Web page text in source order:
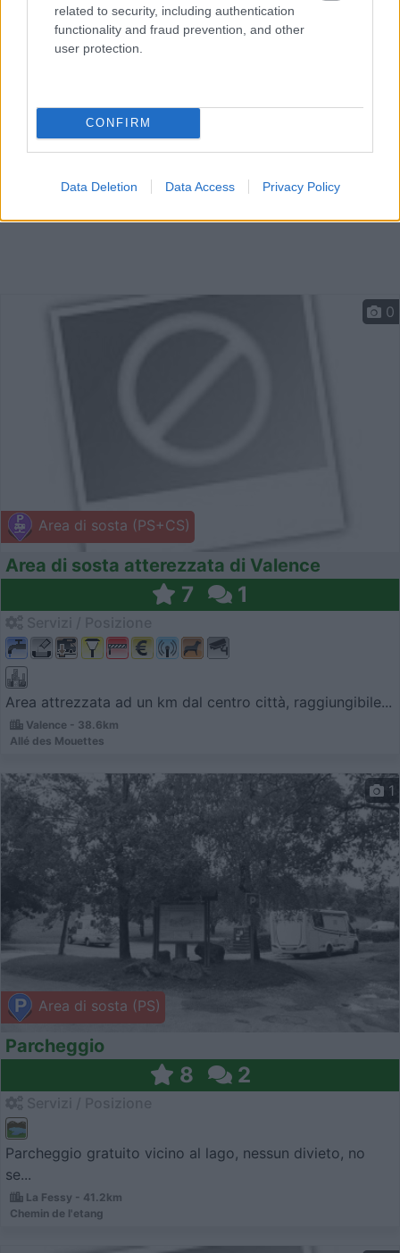
related to security, including authentication
functionality and fraud prevention, and other
user protection.
CONFIRM
Data Deletion Data Access Privacy Policy
Arlebosc - 38.3km
St Félicien - Place du marché D 578
Area di sosta (PS+CS)
0
Area di sosta atterezzata di Valence
7 1
Area attrezzata ad un km dal centro città, raggiungibile...
Valence - 38.6km
Allé des Mouettes
Area di sosta (PS)
1
Parcheggio
8 2
Parcheggio gratuito vicino al lago, nessun divieto, no
se...
La Fessy - 41.2km
Chemin de l'etang